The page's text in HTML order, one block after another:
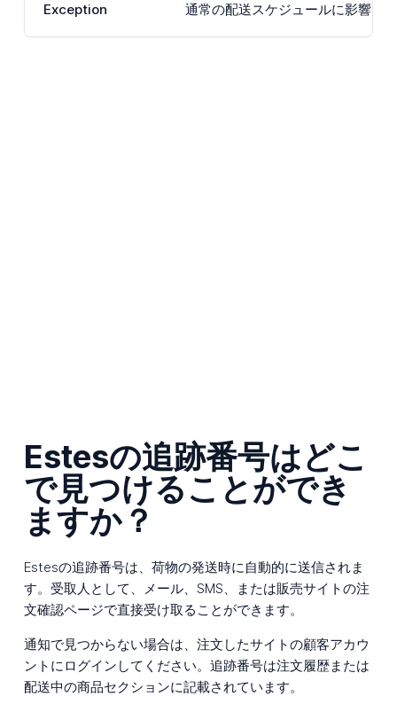
Exception 通常の配送スケジュールに影響を
Estesの追跡番号はどこ
で見つけることができ
ますか？
Estesの追跡番号は、荷物の発送時に自動的に送信されま
す。受取人として、メール、SMS、または販売サイトの注
文確認ページで直接受け取ることができます。
通知で見つからない場合は、注文したサイトの顧客アカウ
ントにログインしてください。追跡番号は注文履歴または
配送中の商品セクションに記載されています。